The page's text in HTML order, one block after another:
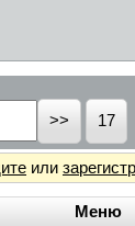
17
или
Меню